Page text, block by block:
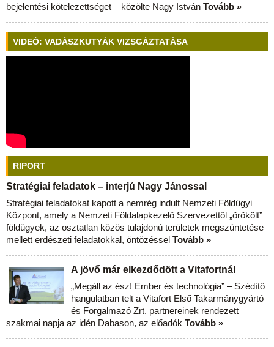
bejelentési kötelezettséget – közölte Nagy István Tovább »
VIDEÓ: VADÁSZKUTYÁK VIZSGÁZTATÁSA
RIPORT
Stratégiai feladatok – interjú Nagy Jánossal
Stratégiai feladatokat kapott a nemrég indult Nemzeti Földügyi
Központ, amely a Nemzeti Földalapkezelő Szervezettől „örökölt”
földügyek, az osztatlan közös tulajdonú területek megszüntetése
mellett erdészeti feladatokkal, öntözéssel Tovább »
A jövő már elkezdődött a Vitafortnál
„Megáll az ész! Ember és technológia” – Szédítő
hangulatban telt a Vitafort Első Takarmánygyártó
és Forgalmazó Zrt. partnereinek rendezett
szakmai napja az idén Dabason, az előadók Tovább »